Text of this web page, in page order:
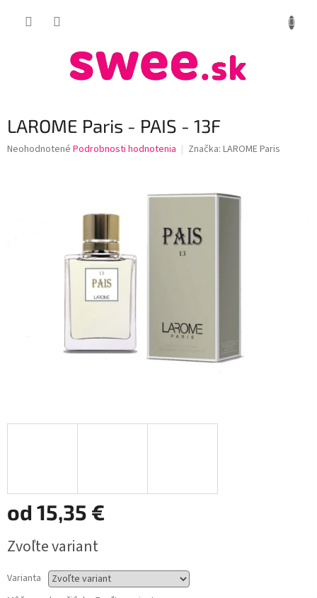
LAROME Paris - PAIS - 13F
Priemerné
Neohodnotené Podrobnosti hodnotenia Značka: LAROME Paris
od 15,35 €
cena:
Zvoľte variant
Varianta